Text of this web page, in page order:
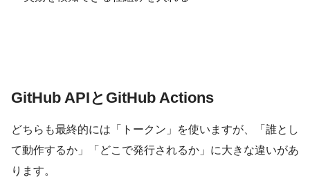
GitHub APIとGitHub Actions
どちらも最終的には「トークン」を使いますが、「誰とし
て動作するか」「どこで発行されるか」に大きな違いがあ
ります。